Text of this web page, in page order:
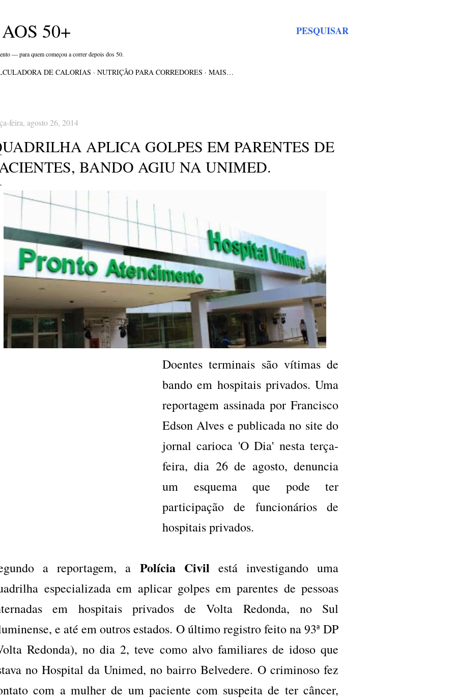
PESQUISAR
50+
— para quem começou a correr depois dos 50.
DE CALORIAS NUTRIÇÃO PARA CORREDORES MAIS…
feira, agosto 26, 2014
APLICA GOLPES EM PARENTES DE
BANDO AGIU NA UNIMED.
Doentes terminais são vítimas de
bando em hospitais privados. Uma
reportagem assinada por Francisco
Edson Alves e publicada no site do
jornal carioca 'O Dia' nesta terça-
feira, dia 26 de agosto, denuncia
um esquema que pode ter
participação de funcionários de
hospitais privados.
a reportagem, a Polícia Civil está investigando uma
especializada em aplicar golpes em parentes de pessoas
em hospitais privados de Volta Redonda, no Sul
e até em outros estados. O último registro feito na 93ª DP
Redonda), no dia 2, teve como alvo familiares de idoso que
no Hospital da Unimed, no bairro Belvedere. O criminoso fez
com a mulher de um paciente com suspeita de ter câncer,